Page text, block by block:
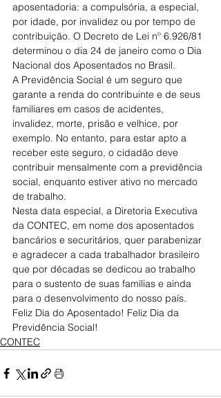
aposentadoria: a compulsória, a especial,
por idade, por invalidez ou por tempo de
contribuição. O Decreto de Lei nº 6.926/81
determinou o dia 24 de janeiro como o Dia
Nacional dos Aposentados no Brasil.
A Previdência Social é um seguro que
garante a renda do contribuinte e de seus
familiares em casos de acidentes,
invalidez, morte, prisão e velhice, por
exemplo. No entanto, para estar apto a
receber este seguro, o cidadão deve
contribuir mensalmente com a previdência
social, enquanto estiver ativo no mercado
de trabalho.
Nesta data especial, a Diretoria Executiva
da CONTEC, em nome dos aposentados
bancários e securitários, quer parabenizar
e agradecer a cada trabalhador brasileiro
que por décadas se dedicou ao trabalho
para o sustento de suas famílias e ainda
para o desenvolvimento do nosso país.
Feliz Dia do Aposentado! Feliz Dia da
Previdência Social!
CONTEC